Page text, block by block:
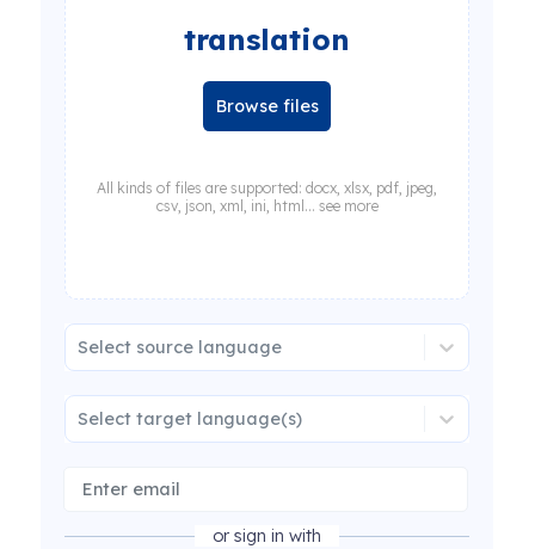
translation
Browse files
All kinds of files are supported: docx, xlsx, pdf, jpeg,
csv, json, xml, ini, html... see more
Select source language
Select target language(s)
or sign in with